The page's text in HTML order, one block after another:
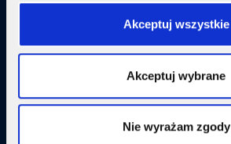
Akceptuj wszystkie
Akceptuj wybrane
Nie wyrażam zgody
SupermediaGo
Pomoc i obsługa